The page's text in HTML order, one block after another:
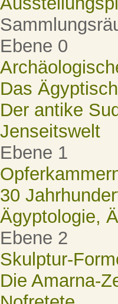
Ebene 0
Das
Der antike
Jenseitswelt
Ebene 1
30
Ägyptologie,
Ebene 2
Skulptur-
Die Amarna-